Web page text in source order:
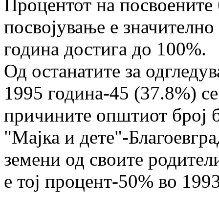
Процентот на посвоените
посвојување е
година достига до 100%.
Од останатите за
1995 година-45 (37.8%)
причините општиот број
"Мајка и дете"-
земени од своите
е тој процент-50% во